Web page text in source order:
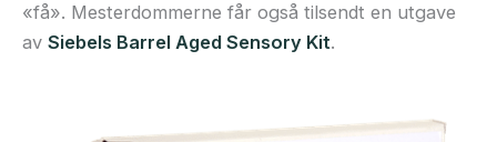
«få». Mesterdommerne får også tilsendt en utgave
av Siebels Barrel Aged Sensory Kit.